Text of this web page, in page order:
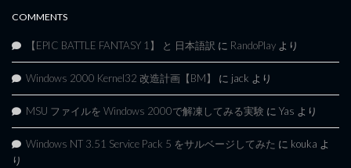
COMMENTS
【EPIC BATTLE FANTASY 1】 と 日本語訳 に RandoPlay より
Windows 2000 Kernel32 改造計画【BM】 に jack より
MSU ファイルを Windows 2000で解凍してみる実験 に Yas より
Windows NT 3.51 Service Pack 5 をサルベージしてみた に kouka よ
り